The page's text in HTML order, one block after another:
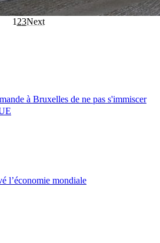
1 23Next
à Bruxelles de ne pas s'immiscer
l’économie mondiale